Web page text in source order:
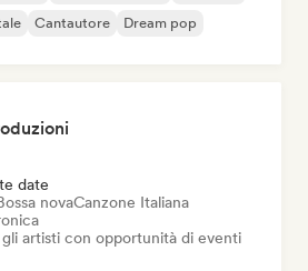
Cantautore Dream pop
date
novaCanzone Italiana
artisti con opportunità di eventi